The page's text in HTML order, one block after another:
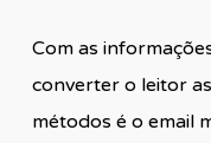
Com as
converter o leitor
métodos é o email